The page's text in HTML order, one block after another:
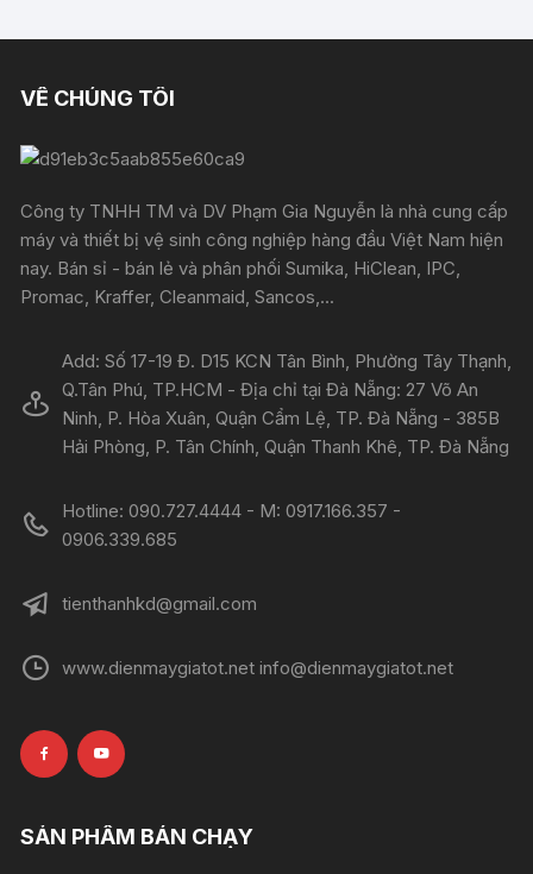
VỀ CHÚNG TÔI
Công ty TNHH TM và DV Phạm Gia Nguyễn là nhà cung cấp
máy và thiết bị vệ sinh công nghiệp hàng đầu Việt Nam hiện
nay. Bán sỉ - bán lẻ và phân phối Sumika, HiClean, IPC,
Promac, Kraffer, Cleanmaid, Sancos,...
Add: Số 17-19 Đ. D15 KCN Tân Bình, Phường Tây Thạnh,
Q.Tân Phú, TP.HCM - Địa chỉ tại Đà Nẵng: 27 Võ An
Ninh, P. Hòa Xuân, Quận Cẩm Lệ, TP. Đà Nẵng - 385B
Hải Phòng, P. Tân Chính, Quận Thanh Khê, TP. Đà Nẵng
Hotline: 090.727.4444 - M: 0917.166.357 -
0906.339.685
tienthanhkd@gmail.com
www.dienmaygiatot.net info@dienmaygiatot.net
SẢN PHẨM BÁN CHẠY